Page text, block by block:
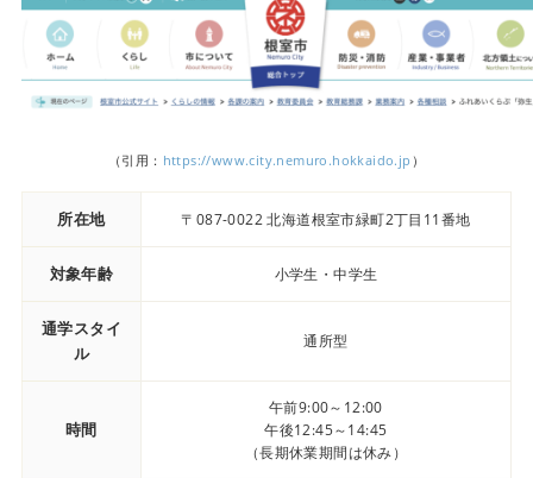
（引用： https://www.city.nemuro.hokkaido.jp ）
所在地 〒087-0022 北海道根室市緑町2丁目11番地
対象年齢 小学生・中学生
通学スタイ
ル
通所型
時間
午前9:00～12:00
午後12:45～14:45
（長期休業期間は休み）